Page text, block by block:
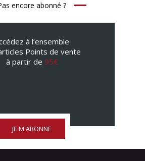
encore abonné ?
à l’ensemble
Points de vente
à partir de 95€
JE M'ABONNE